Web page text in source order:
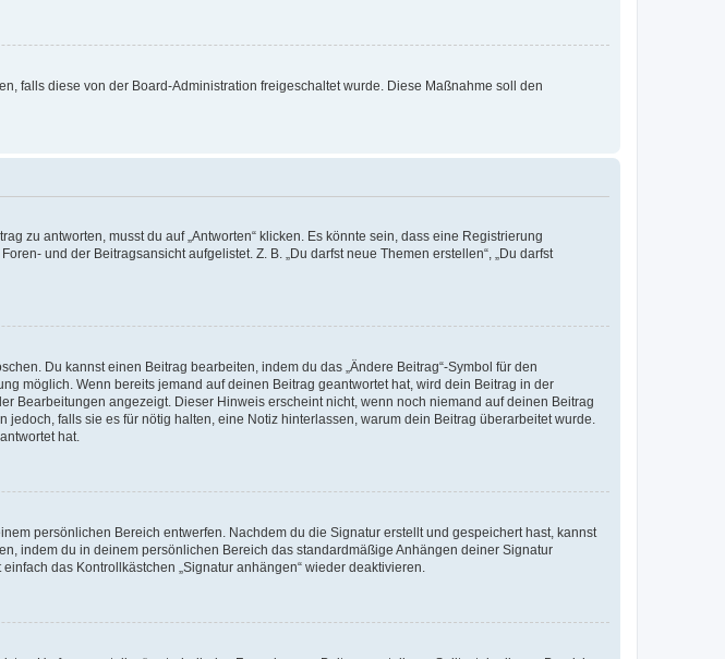
falls diese von der Board-Administration freigeschaltet wurde. Diese Maßnahme soll den
zu antworten, musst du auf „Antworten“ klicken. Es könnte sein, dass eine Registrierung
und der Beitragsansicht aufgelistet. Z. B. „Du darfst neue Themen erstellen“, „Du darfst
Du kannst einen Beitrag bearbeiten, indem du das „Ändere Beitrag“-Symbol für den
möglich. Wenn bereits jemand auf deinen Beitrag geantwortet hat, wird dein Beitrag in der
Bearbeitungen angezeigt. Dieser Hinweis erscheint nicht, wenn noch niemand auf deinen Beitrag
falls sie es für nötig halten, eine Notiz hinterlassen, warum dein Beitrag überarbeitet wurde.
hat.
persönlichen Bereich entwerfen. Nachdem du die Signatur erstellt und gespeichert hast, kannst
indem du in deinem persönlichen Bereich das standardmäßige Anhängen deiner Signatur
das Kontrollkästchen „Signatur anhängen“ wieder deaktivieren.